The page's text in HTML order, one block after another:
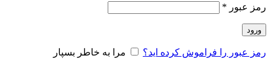
رمز عبور *
ورود
رمز عبور را فراموش کرده اید؟ مرا به خاطر بسپار